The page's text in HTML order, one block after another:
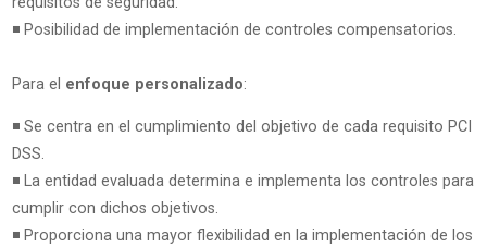
◾ Posibilidad de implementación de controles compensatorios.
Para el enfoque personalizado:
◾ Se centra en el cumplimiento del objetivo de cada requisito PCI
DSS.
◾ La entidad evaluada determina e implementa los controles para
cumplir con dichos objetivos.
◾ Proporciona una mayor flexibilidad en la implementación de los